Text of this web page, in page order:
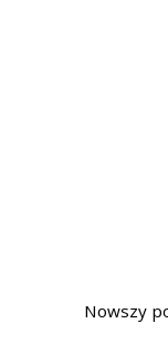
Nowszy